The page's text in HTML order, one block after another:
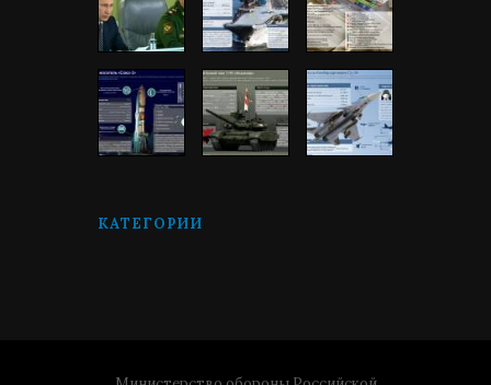
КАТЕГОРИИ